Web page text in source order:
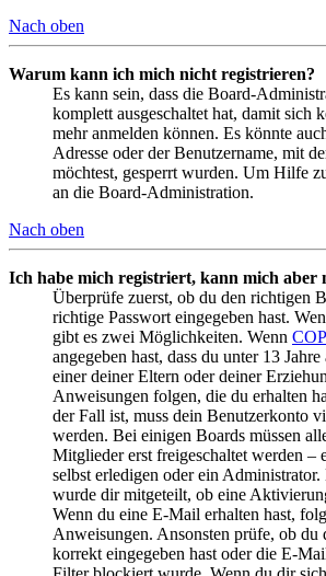
Nach oben
Warum kann ich mich nicht registrieren?
Es kann sein, dass die Board-
komplett ausgeschaltet hat, damit sich
mehr anmelden können. Es könnte
Adresse oder der Benutzername, mit
möchtest, gesperrt wurden. Um Hilfe
an die Board-Administration.
Nach oben
Ich habe mich registriert, kann mich aber
Überprüfe zuerst, ob du den richtigen
richtige Passwort eingegeben hast.
gibt es zwei Möglichkeiten. Wenn
angegeben hast, dass du unter 13
einer deiner Eltern oder deiner
Anweisungen folgen, die du erhalten
der Fall ist, muss dein Benutzerkonto
werden. Bei einigen Boards müssen
Mitglieder erst freigeschaltet werden –
selbst erledigen oder ein
wurde dir mitgeteilt, ob eine
Wenn du eine E-Mail erhalten hast,
Anweisungen. Ansonsten prüfe, ob du
korrekt eingegeben hast oder die E-